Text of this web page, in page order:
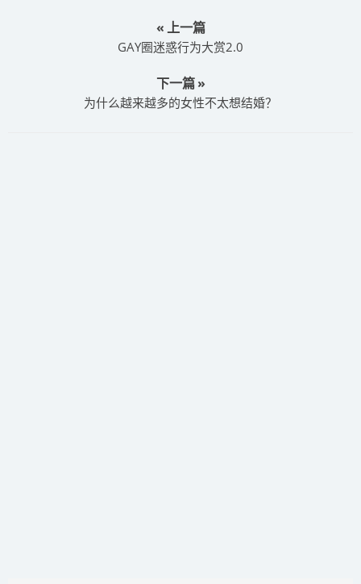
« 上一篇
GAY圈迷惑行为大赏2.0
下一篇 »
为什么越来越多的女性不太想结婚？